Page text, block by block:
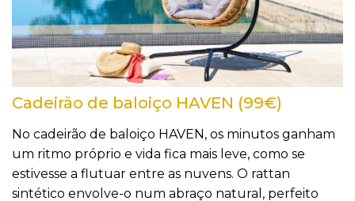
Cadeirão de baloiço HAVEN (99€)
No cadeirão de baloiço HAVEN, os minutos ganham
um ritmo próprio e vida fica mais leve, como se
estivesse a flutuar entre as nuvens. O rattan
sintético envolve-o num abraço natural, perfeito